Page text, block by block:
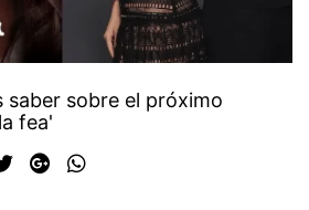
saber sobre el próximo
fea'